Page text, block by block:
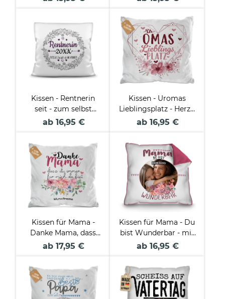
Kissen - Rentnerin
seit - zum selbst
Beschriften mit
ab 16,95 €
Kissen - Uromas
Lieblingsplatz - Herz -
in 3 Farben
ab 16,95 €
Kissen für Mama -
Danke Mama, dass
Du mich liebst - mit
ab 17,95 €
Kissen für Mama - Du
bist Wunderbar - mit
Foto personalisierbar
ab 16,95 €